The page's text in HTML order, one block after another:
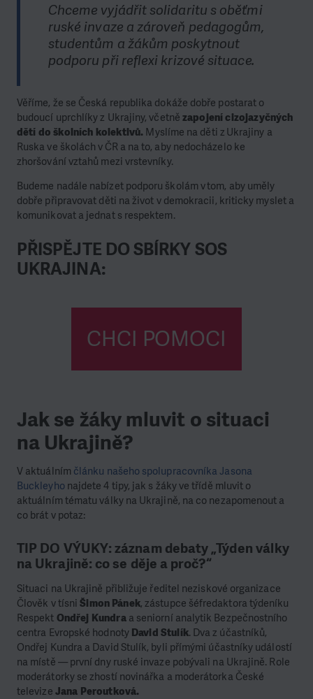
Chceme vyjádřit solidaritu s oběťmi
ruské invaze a zároveň pedagogům,
studentům a žákům poskytnout
podporu při reflexi krizové situace.
Věříme, že se Česká republika dokáže dobře postarat o
budoucí uprchlíky z Ukrajiny, včetně zapojení cizojazyčných
dětí do školních kolektivů. Myslíme na děti z Ukrajiny a
Ruska ve školách v ČR a na to, aby nedocházelo ke
zhoršování vztahů mezi vrstevníky.
Budeme nadále nabízet podporu školám v tom, aby uměly
dobře připravovat děti na život v demokracii, kriticky myslet a
komunikovat a jednat s respektem.
PŘISPĚJTE DO SBÍRKY SOS
UKRAJINA:
CHCI POMOCI
Jak se žáky mluvit o situaci
na Ukrajině?
V aktuálním článku našeho spolupracovníka Jasona
Buckleyhonajdete 4 tipy, jak s žáky ve třídě mluvit o
aktuálním tématu války na Ukrajině, na co nezapomenout a
co brát v potaz:
TIP DO VÝUKY: záznam debaty „Týden války
na Ukrajině: co se děje a proč?“
Situaci na Ukrajině přibližuje ředitel neziskové organizace
Člověk v tísniŠimon Pánek, zástupce šéfredaktora týdeníku
Respekt Ondřej Kundraa seniorní analytik Bezpečnostního
centra Evropské hodnoty David Stulík. Dva z účastníků,
Ondřej Kundra a David Stulík, byli přímými účastníky událostí
na místě — první dny ruské invaze pobývali na Ukrajině. Role
moderátorky se zhostí novinářka a moderátorka České
televize Jana Peroutková.